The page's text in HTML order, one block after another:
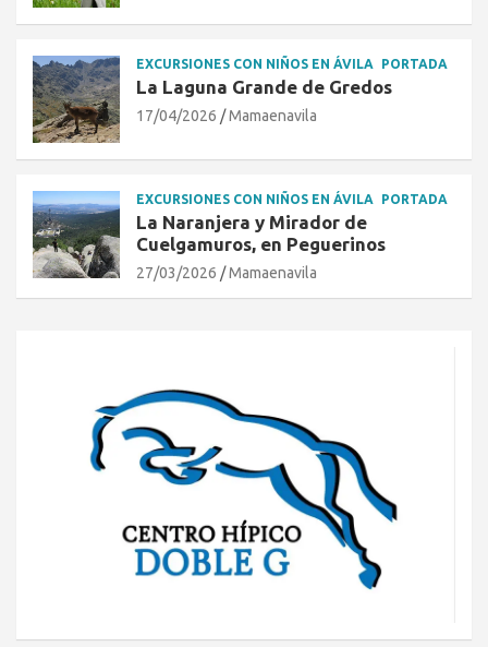
EXCURSIONES CON NIÑOS EN ÁVILA PORTADA
La Laguna Grande de Gredos
17/04/2026 Mamaenavila
EXCURSIONES CON NIÑOS EN ÁVILA PORTADA
La Naranjera y Mirador de
Cuelgamuros, en Peguerinos
27/03/2026 Mamaenavila